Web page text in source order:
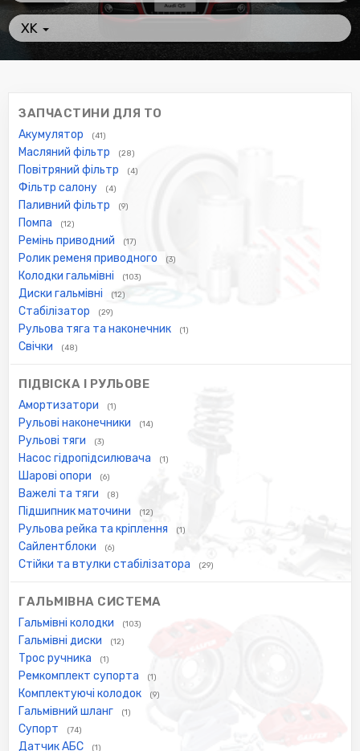
XK
ЗАПЧАСТИНИ ДЛЯ ТО
Акумулятор (41)
Масляний фільтр (28)
Повітряний фільтр (4)
Фільтр салону (4)
Паливний фільтр (9)
Помпа (12)
Ремінь приводний (17)
Ролик ременя приводного (3)
Колодки гальмівні (103)
Диски гальмівні (12)
Стабілізатор (29)
Рульова тяга та наконечник (1)
Свічки (48)
ПІДВІСКА І РУЛЬОВЕ
Амортизатори (1)
Рульові наконечники (14)
Рульові тяги (3)
Насос гідропідсилювача (1)
Шарові опори (6)
Важелі та тяги (8)
Підшипник маточини (12)
Рульова рейка та кріплення (1)
Сайлентблоки (6)
Стійки та втулки стабілізатора (29)
ГАЛЬМІВНА СИСТЕМА
Гальмівні колодки (103)
Гальмівні диски (12)
Трос ручника (1)
Ремкомплект супорта (1)
Комплектуючі колодок (9)
Гальмівний шланг (1)
Супорт (74)
Датчик АБС (1)